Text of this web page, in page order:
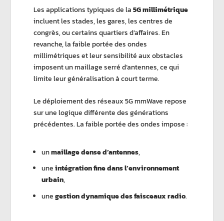
Les applications typiques de la5G millimétrique
incluent les stades, les gares, les centres de
congrès, ou certains quartiers d’affaires. En
revanche, la faible portée des ondes
millimétriques et leur sensibilité aux obstacles
imposent un maillage serré d’antennes, ce qui
limite leur généralisation à court terme.
Le déploiement des réseaux 5G mmWave repose
sur une logique différente des générations
précédentes. La faible portée des ondes impose :
unmaillage dense d’antennes,
uneintégration fine dans l’environnement
urbain,
unegestion dynamique des faisceaux radio.